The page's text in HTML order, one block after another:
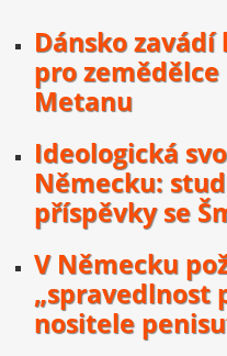
Dánsko
pro
Metanu
Ideologická
Německu:
příspěvky se
V Německu
„spravedlnost
nositele